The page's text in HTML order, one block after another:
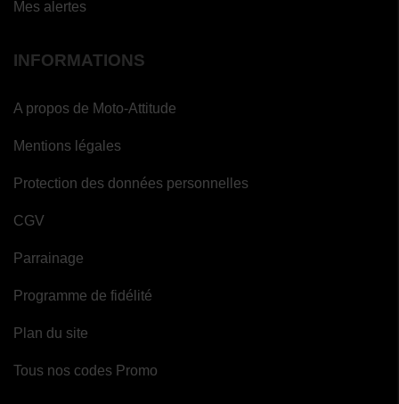
Mes alertes
INFORMATIONS
A propos de Moto-Attitude
Mentions légales
Protection des données personnelles
CGV
Parrainage
Programme de fidélité
Plan du site
Tous nos codes Promo